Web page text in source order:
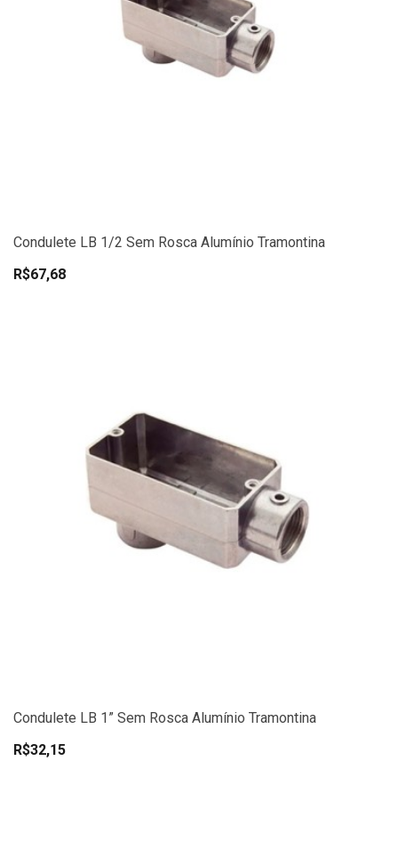
Condulete LB 1/2 Sem Rosca Alumínio Tramontina
R$67,68
Condulete LB 1” Sem Rosca Alumínio Tramontina
R$32,15